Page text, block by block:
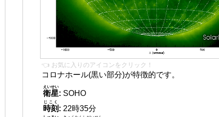
👈 お気に入りのアイコンをクリック！
コロナホール(黒い部分)が特徴的です。
衛星
えいせい
: SOHO
時刻
じこく
: 22時35分